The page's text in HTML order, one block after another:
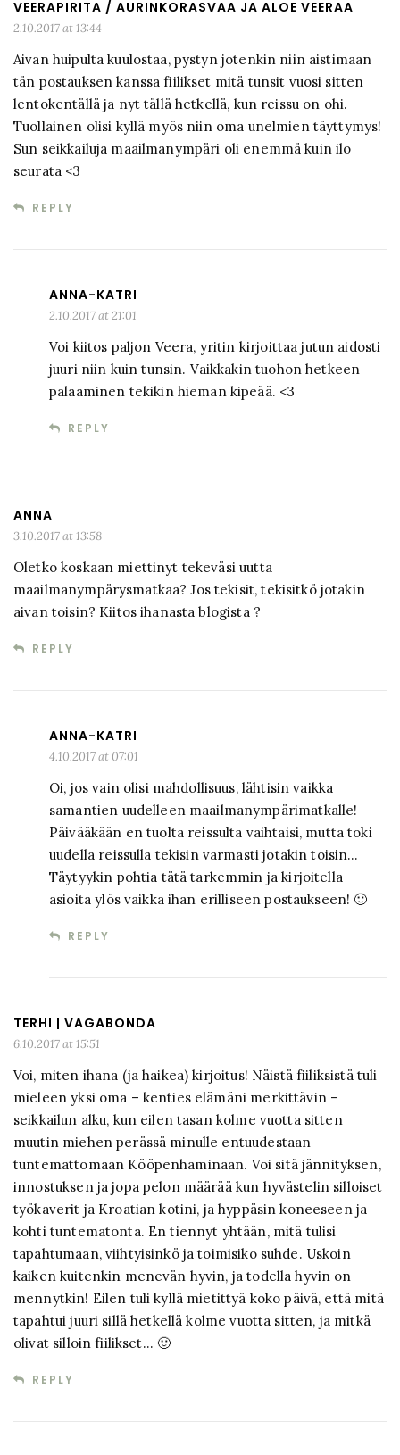
VEERAPIRITA / AURINKORASVAA JA ALOE VEERAA
2.10.2017 at 13:44
Aivan huipulta kuulostaa, pystyn jotenkin niin aistimaan
tän postauksen kanssa fiilikset mitä tunsit vuosi sitten
lentokentällä ja nyt tällä hetkellä, kun reissu on ohi.
Tuollainen olisi kyllä myös niin oma unelmien täyttymys!
Sun seikkailuja maailmanympäri oli enemmä kuin ilo
seurata <3
REPLY
ANNA-KATRI
2.10.2017 at 21:01
Voi kiitos paljon Veera, yritin kirjoittaa jutun aidosti
juuri niin kuin tunsin. Vaikkakin tuohon hetkeen
palaaminen tekikin hieman kipeää. <3
REPLY
ANNA
3.10.2017 at 13:58
Oletko koskaan miettinyt tekeväsi uutta
maailmanympärysmatkaa? Jos tekisit, tekisitkö jotakin
aivan toisin? Kiitos ihanasta blogista ?
REPLY
ANNA-KATRI
4.10.2017 at 07:01
Oi, jos vain olisi mahdollisuus, lähtisin vaikka
samantien uudelleen maailmanympärimatkalle!
Päivääkään en tuolta reissulta vaihtaisi, mutta toki
uudella reissulla tekisin varmasti jotakin toisin…
Täytyykin pohtia tätä tarkemmin ja kirjoitella
asioita ylös vaikka ihan erilliseen postaukseen! 🙂
REPLY
TERHI | VAGABONDA
6.10.2017 at 15:51
Voi, miten ihana (ja haikea) kirjoitus! Näistä fiiliksistä tuli
mieleen yksi oma – kenties elämäni merkittävin –
seikkailun alku, kun eilen tasan kolme vuotta sitten
muutin miehen perässä minulle entuudestaan
tuntemattomaan Kööpenhaminaan. Voi sitä jännityksen,
innostuksen ja jopa pelon määrää kun hyvästelin silloiset
työkaverit ja Kroatian kotini, ja hyppäsin koneeseen ja
kohti tuntematonta. En tiennyt yhtään, mitä tulisi
tapahtumaan, viihtyisinkö ja toimisiko suhde. Uskoin
kaiken kuitenkin menevän hyvin, ja todella hyvin on
mennytkin! Eilen tuli kyllä mietittyä koko päivä, että mitä
tapahtui juuri sillä hetkellä kolme vuotta sitten, ja mitkä
olivat silloin fiilikset… 🙂
REPLY